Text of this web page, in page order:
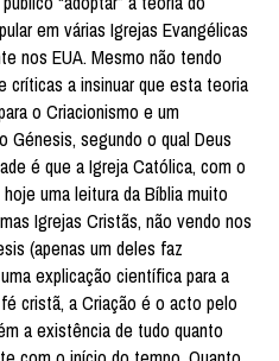
em várias Igrejas Evangélicas
nos EUA. Mesmo não tendo
críticas a insinuar que esta teoria
o Criacionismo e um
Génesis, segundo o qual Deus
é que a Igreja Católica, com o
uma leitura da Bíblia muito
Igrejas Cristãs, não vendo nos
(apenas um deles faz
explicação científica para a
cristã, a Criação é o acto pelo
a existência de tudo quanto